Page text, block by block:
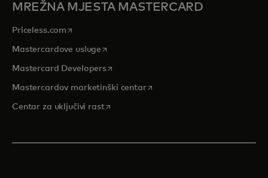
MREŽNA MJESTA MASTERCARD
Priceless.com opens in a new tab
Mastercardove usluge opens in a new tab
Mastercard Developersopens in a new tab
Mastercardov marketinški centaropens in a new tab
Centar za uključivi rastopens in a new tab